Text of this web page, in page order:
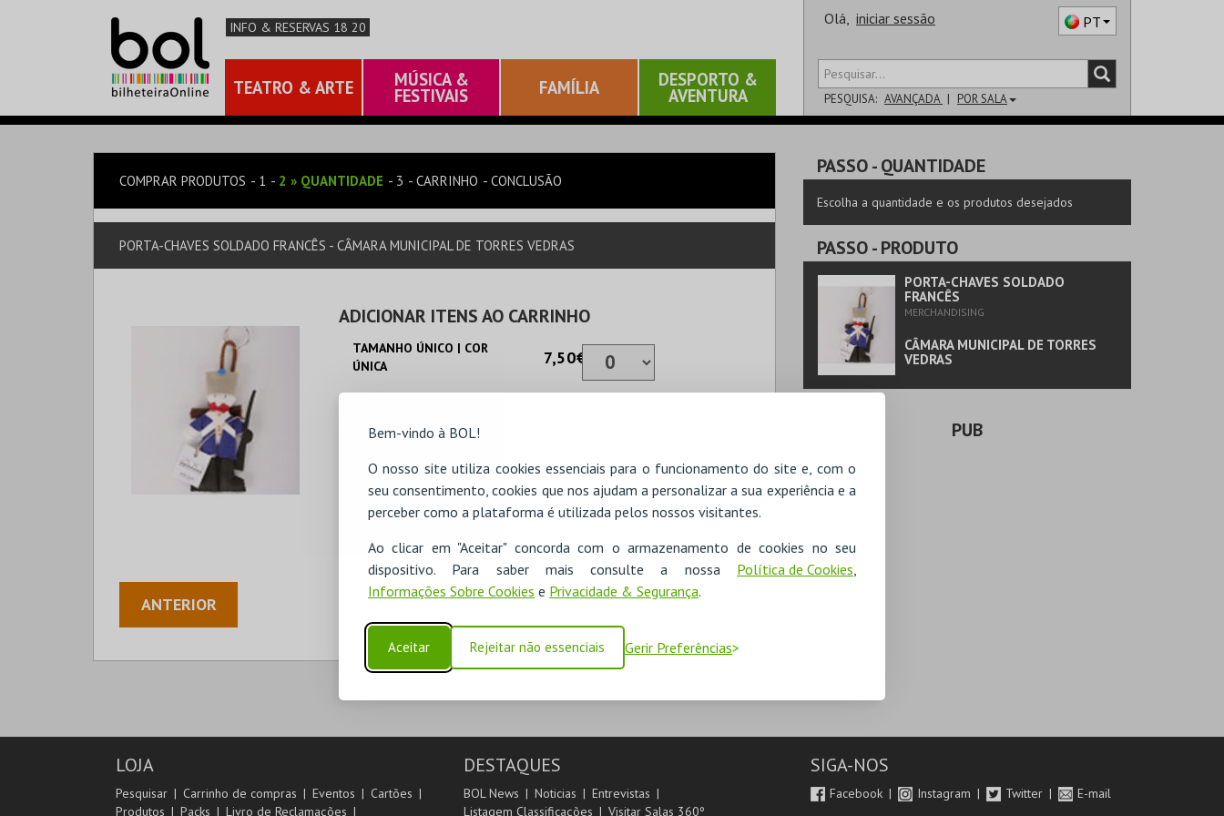
Bem-vindo à BOL!
O nosso site utiliza cookies essenciais para o funcionamento do site e, com o
seu consentimento, cookies que nos ajudam a personalizar a sua experiência e a
perceber como a plataforma é utilizada pelos nossos visitantes.
Ao clicar em "Aceitar" concorda com o armazenamento de cookies no seu
dispositivo. Para saber mais consulte a nossa Política de Cookies
Informações Sobre Cookies e Privacidade & Segurança.
Aceitar Rejeitar não essenciais Gerir Preferências
INFO & RESERVAS 18 20
TEATRO & ARTE MÚSICA &
FESTIVAIS FAMÍLIA DESPORTO &
AVENTURA
Olá, iniciar sessão PT
PESQUISA: AVANÇADA POR SALA
COMPRAR PRODUTOS 1 2 » QUANTIDADE 3 CARRINHO CONCLUSÃO
PORTA-CHAVES SOLDADO FRANCÊS - CÂMARA MUNICIPAL DE TORRES VEDRAS
ADICIONAR ITENS AO CARRINHO
TAMANHO ÚNICO | COR
ÚNICA
7,50€
ADICIONAR
ANTERIOR SEGUINTE
PASSO- QUANTIDADE
Escolha a quantidade e os produtos desejados
PASSO- PRODUTO
PORTA-CHAVES SOLDADO
FRANCÊS
MERCHANDISING
CÂMARA MUNICIPAL DE TORRES
VEDRAS
PUB
LOJA
Pesquisar Carrinho de compras Eventos
Cartões
Produtos
Packs Livro de Reclamações
DESTAQUES
BOL News Noticias
Entrevistas
Listagem Classificações
Visitar Salas 360º
SIGA-NOS
Facebook Instagram Twitter E-mail